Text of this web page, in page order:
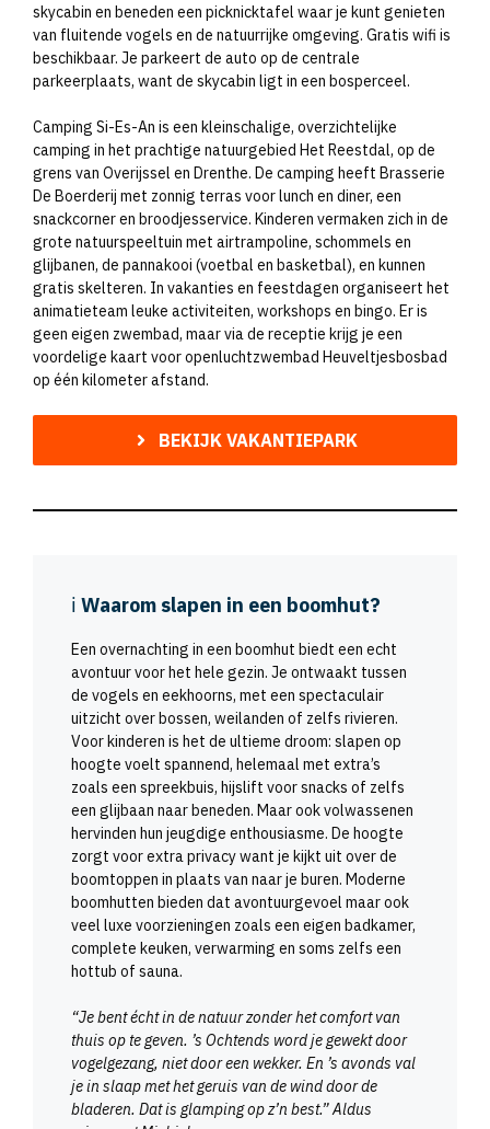
skycabin en beneden een picknicktafel waar je kunt genieten
van fluitende vogels en de natuurrijke omgeving. Gratis wifi is
beschikbaar. Je parkeert de auto op de centrale
parkeerplaats, want de skycabin ligt in een bosperceel.
Camping Si-Es-An is een kleinschalige, overzichtelijke
camping in het prachtige natuurgebied Het Reestdal, op de
grens van Overijssel en Drenthe. De camping heeft Brasserie
De Boerderij met zonnig terras voor lunch en diner, een
snackcorner en broodjesservice. Kinderen vermaken zich in de
grote natuurspeeltuin met airtrampoline, schommels en
glijbanen, de pannakooi (voetbal en basketbal), en kunnen
gratis skelteren. In vakanties en feestdagen organiseert het
animatieteam leuke activiteiten, workshops en bingo. Er is
geen eigen zwembad, maar via de receptie krijg je een
voordelige kaart voor openluchtzwembad Heuveltjesbosbad
op één kilometer afstand.
BEKIJK VAKANTIEPARK
ℹ️ Waarom slapen in een boomhut?
Een overnachting in een boomhut biedt een echt
avontuur voor het hele gezin. Je ontwaakt tussen
de vogels en eekhoorns, met een spectaculair
uitzicht over bossen, weilanden of zelfs rivieren.
Voor kinderen is het de ultieme droom: slapen op
hoogte voelt spannend, helemaal met extra’s
zoals een spreekbuis, hijslift voor snacks of zelfs
een glijbaan naar beneden. Maar ook volwassenen
hervinden hun jeugdige enthousiasme. De hoogte
zorgt voor extra privacy want je kijkt uit over de
boomtoppen in plaats van naar je buren. Moderne
boomhutten bieden dat avontuurgevoel maar ook
veel luxe voorzieningen zoals een eigen badkamer,
complete keuken, verwarming en soms zelfs een
hottub of sauna.
“Je bent écht in de natuur zonder het comfort van
thuis op te geven. ’s Ochtends word je gewekt door
vogelgezang, niet door een wekker. En ’s avonds val
je in slaap met het geruis van de wind door de
bladeren. Dat is glamping op z’n best.” Aldus